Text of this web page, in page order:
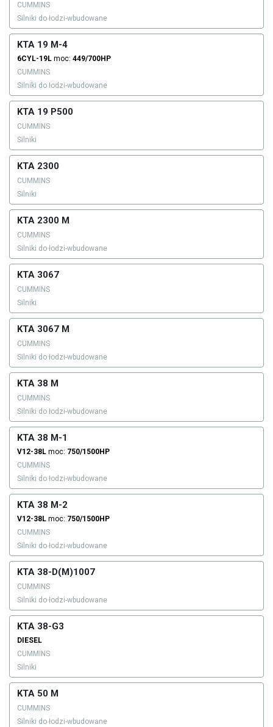
CUMMINS
Silniki do łodzi-wbudowane
KTA 19 M-4
6CYL-19L moc: 449/700HP
CUMMINS
Silniki do łodzi-wbudowane
KTA 19 P500
CUMMINS
Silniki
KTA 2300
CUMMINS
Silniki
KTA 2300 M
CUMMINS
Silniki do łodzi-wbudowane
KTA 3067
CUMMINS
Silniki
KTA 3067 M
CUMMINS
Silniki do łodzi-wbudowane
KTA 38 M
CUMMINS
Silniki do łodzi-wbudowane
KTA 38 M-1
V12-38L moc: 750/1500HP
CUMMINS
Silniki do łodzi-wbudowane
KTA 38 M-2
V12-38L moc: 750/1500HP
CUMMINS
Silniki do łodzi-wbudowane
KTA 38-D(M)1007
CUMMINS
Silniki do łodzi-wbudowane
KTA 38-G3
DIESEL
CUMMINS
Silniki
KTA 50 M
CUMMINS
Silniki do łodzi-wbudowane